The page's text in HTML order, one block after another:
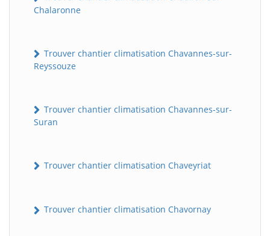
Chalaronne
Trouver chantier climatisation Chavannes-sur-
Reyssouze
Trouver chantier climatisation Chavannes-sur-
Suran
Trouver chantier climatisation Chaveyriat
Trouver chantier climatisation Chavornay